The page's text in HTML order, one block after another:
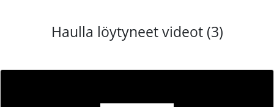
Haulla löytyneet videot (3)